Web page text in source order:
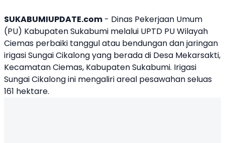
SUKABUMIUPDATE.com - Dinas Pekerjaan Umum
(PU) Kabupaten Sukabumi melalui UPTD PU Wilayah
Ciemas perbaiki tanggul atau bendungan dan jaringan
irigasiSungai Cikalongyang berada di Desa Mekarsakti,
Kecamatan Ciemas, Kabupaten Sukabumi. Irigasi
Sungai Cikalong ini mengaliri areal pesawahan seluas
161 hektare.